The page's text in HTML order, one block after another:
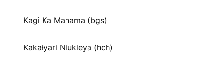
Kagi Ka Manama (bgs)
Kakaɨyari Niukieya (hch)